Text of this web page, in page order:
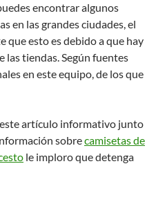
encontrar algunos
en las grandes ciudades, el
que esto es debido a que hay
las tiendas. Según fuentes
en este equipo, de los que
este artículo informativo junto
sobrecamisetas de
le imploro que detenga